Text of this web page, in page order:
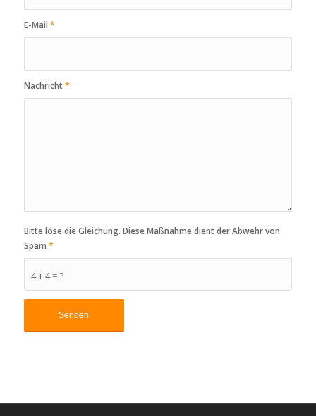
E-Mail *
Nachricht*
4 + 4 = ?
Bitte löse die Gleichung. Diese Maßnahme dient der Abwehr von
Spam *